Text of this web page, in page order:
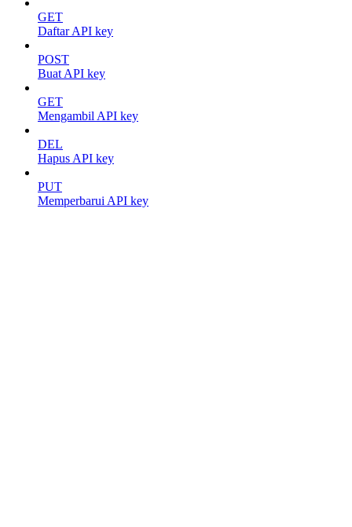
GET
Daftar API key
POST
Buat API key
GET
Mengambil API key
DEL
Hapus API key
PUT
Memperbarui API key